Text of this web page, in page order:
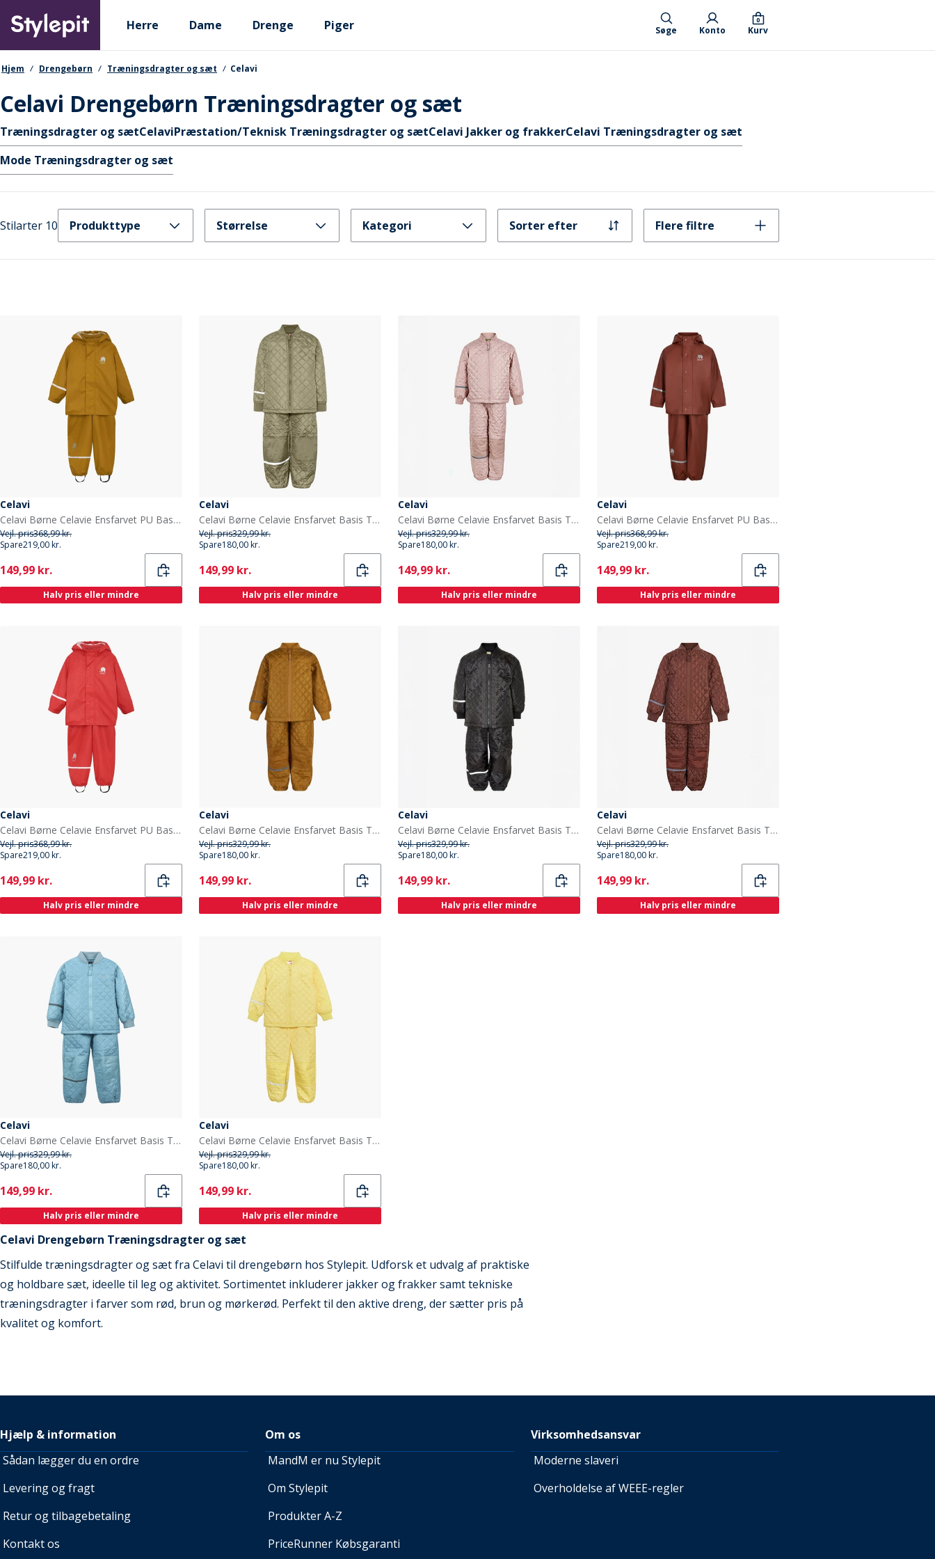
main
content
Primary departments
Herre Dame Drenge Piger Søge Konto Kurv
0
navigationssti
Hjem Drengebørn Træningsdragter og sæt Celavi
Celavi Drengebørn Træningsdragter og sæt
Hurtige links
Træningsdragter og sætCelaviPræstation/Teknisk Træningsdragter og sætCelavi Jakker og frakkerCelavi Træningsdragter og sæt
Mode Træningsdragter og sæt
Stilarter 10 Produkttype Størrelse Kategori Sorter efter Flere filtre
Celavi
Celavi Børne Celavie Ensfarvet PU Basis Regntøjs Sæt Buckthorn Brown
Vejl. pris368,99 kr.
Spare219,00 kr.
Current
149,99 kr.
Halv pris eller mindre
Celavi
Celavi Børne Celavie Ensfarvet Basis Termosæt Khaki
Vejl. pris329,99 kr.
Spare180,00 kr.
Current
149,99 kr.
Halv pris eller mindre
Celavi
Celavi Børne Celavie Ensfarvet Basis Termosæt Misty Rose
Vejl. pris329,99 kr.
Spare180,00 kr.
Current
149,99 kr.
Halv pris eller mindre
Celavi
Celavi Børne Celavie Ensfarvet PU Basis Regntøjs Sæt Tortoise Shell
Vejl. pris368,99 kr.
Spare219,00 kr.
Current
149,99 kr.
Halv pris eller mindre
Celavi
Celavi Børne Celavie Ensfarvet PU Basis Regntøjs Sæt Baked Apple
Vejl. pris368,99 kr.
Spare219,00 kr.
Current
149,99 kr.
Halv pris eller mindre
Celavi
Celavi Børne Celavie Ensfarvet Basis Termosæt Buckthorn Brown
Vejl. pris329,99 kr.
Spare180,00 kr.
Current
149,99 kr.
Halv pris eller mindre
Celavi
Celavi Børne Celavie Ensfarvet Basis Termosæt Sort
Vejl. pris329,99 kr.
Spare180,00 kr.
Current
149,99 kr.
Halv pris eller mindre
Celavi
Celavi Børne Celavie Ensfarvet Basis Termosæt Tortoise Shell
Vejl. pris329,99 kr.
Spare180,00 kr.
Current
149,99 kr.
Halv pris eller mindre
Celavi
Celavi Børne Celavie Ensfarvet Basis Termosæt Cerulean
Vejl. pris329,99 kr.
Spare180,00 kr.
Current
149,99 kr.
Halv pris eller mindre
Celavi
Celavi Børne Celavie Ensfarvet Basis Termosæt Sundress
Vejl. pris329,99 kr.
Spare180,00 kr.
Current
149,99 kr.
Halv pris eller mindre
Celavi Drengebørn Træningsdragter og sæt
Stilfulde træningsdragter og sæt fra Celavi til drengebørn hos Stylepit. Udforsk et udvalg af praktiske
og holdbare sæt, ideelle til leg og aktivitet. Sortimentet inkluderer jakker og frakker samt tekniske
træningsdragter i farver som rød, brun og mørkerød. Perfekt til den aktive dreng, der sætter pris på
kvalitet og komfort.
Hjælp & information
Sådan lægger du en ordre
Levering og fragt
Retur og tilbagebetaling
Kontakt os
Om os
MandM er nu Stylepit
Om Stylepit
Produkter A-Z
PriceRunner Købsgaranti
Virksomhedsansvar
Moderne slaveri
Overholdelse af WEEE-regler